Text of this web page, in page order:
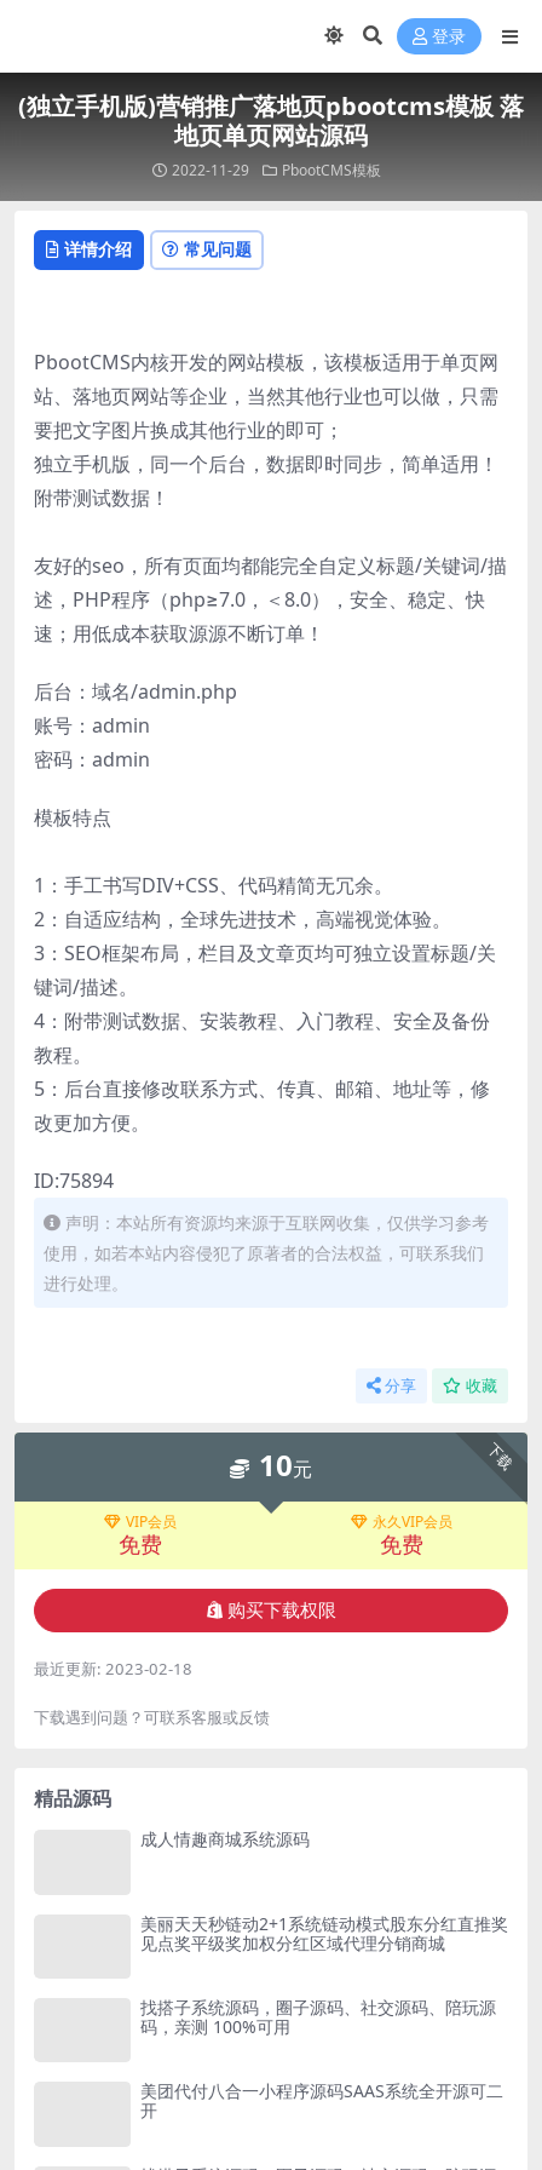
登录
(独立手机版)营销推广落地页pbootcms模板 落
地页单页网站源码
2022-11-29 PbootCMS模板
详情介绍 常见问题
PbootCMS内核开发的网站模板，该模板适用于单页网
站、落地页网站等企业，当然其他行业也可以做，只需
要把文字图片换成其他行业的即可；
独立手机版，同一个后台，数据即时同步，简单适用！
附带测试数据！
友好的seo，所有页面均都能完全自定义标题/关键词/描
述，PHP程序（php≥7.0，＜8.0），安全、稳定、快
速；用低成本获取源源不断订单！
后台：域名/admin.php
账号：admin
密码：admin
模板特点
1：手工书写DIV+CSS、代码精简无冗余。
2：自适应结构，全球先进技术，高端视觉体验。
3：SEO框架布局，栏目及文章页均可独立设置标题/关
键词/描述。
4：附带测试数据、安装教程、入门教程、安全及备份
教程。
5：后台直接修改联系方式、传真、邮箱、地址等，修
改更加方便。
ID:75894
声明：本站所有资源均来源于互联网收集，仅供学习参考
使用，如若本站内容侵犯了原著者的合法权益，可联系我们
进行处理。
分享 收藏
下载
10元
VIP会员
免费
永久VIP会员
免费
购买下载权限
最近更新: 2023-02-18
下载遇到问题？可联系客服或反馈
精品源码
成人情趣商城系统源码
美丽天天秒链动2+1系统链动模式股东分红直推奖
见点奖平级奖加权分红区域代理分销商城
找搭子系统源码，圈子源码、社交源码、陪玩源
码，亲测 100%可用
美团代付八合一小程序源码SAAS系统全开源可二
开